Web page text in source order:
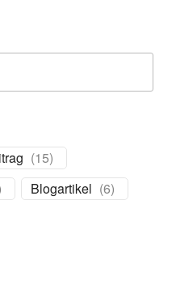
(15)
Blogartikel (6)